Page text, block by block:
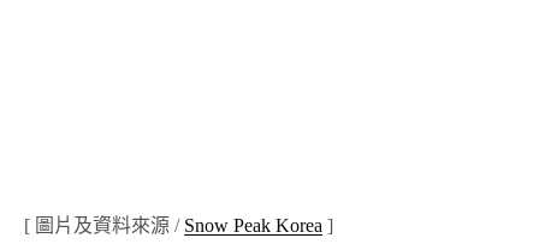
[ 圖片及資料來源 / Snow Peak Korea ]